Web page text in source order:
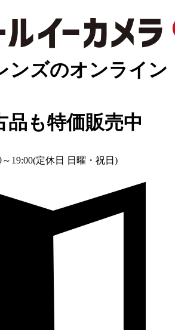
ンズのオンライン
品も特価販売中
～19:00(定休日 日曜・祝日)